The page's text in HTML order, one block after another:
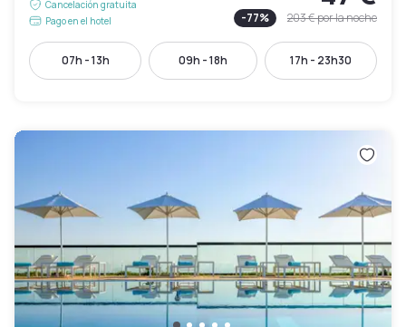
Cancelación gratuita
Pago en el hotel
-77% 203 €por la noche
07h - 13h 09h - 18h 17h - 23h30